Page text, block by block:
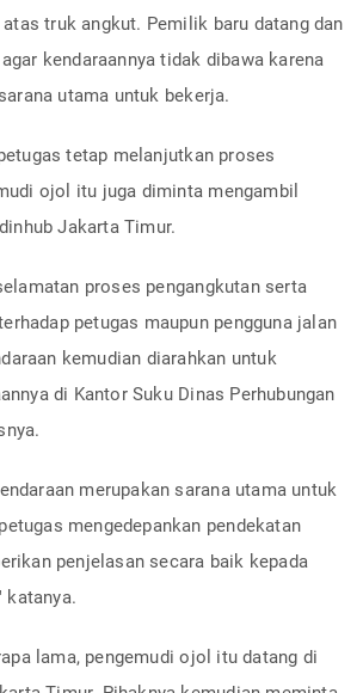
atas truk angkut. Pemilik baru datang dan
kendaraannya tidak dibawa karena
utama untuk bekerja.
tetap melanjutkan proses
ojol itu juga diminta mengambil
Jakarta Timur.
proses pengangkutan serta
petugas maupun pengguna jalan
kemudian diarahkan untuk
di Kantor Suku Dinas Perhubungan
merupakan sarana utama untuk
mengedepankan pendekatan
penjelasan secara baik kepada
katanya.
lama, pengemudi ojol itu datang di